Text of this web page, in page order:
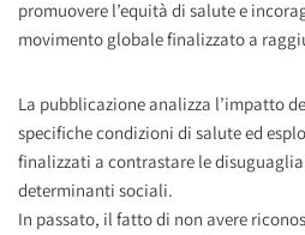
promuovere l’equità di salute e
movimento globale finalizzato a
La pubblicazione analizza l’impatto
specifiche condizioni di salute ed
finalizzati a contrastare le
determinanti sociali.
In passato, il fatto di non avere